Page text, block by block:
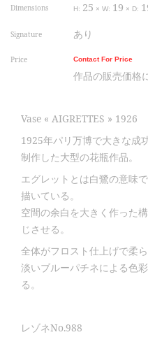
Dimensions H: 25 × W: 19 × D:
Signature あり
Price Contact For Price
作品の販売価格
Vase « AIGRETTES » 1926
1925年パリ万博で大きな成
制作した大型の花瓶作品。
エグレットとは白鷺の意味
描いている。
空間の余白を大きく作った
じさせる。
全体がフロスト仕上げで柔ら
淡いブルーパチネによる色
る。
レゾネNo.988